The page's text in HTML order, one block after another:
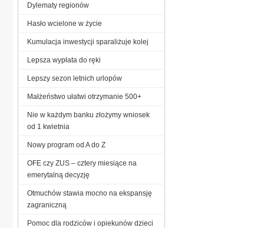
Dylematy regionów
Hasło wcielone w życie
Kumulacja inwestycji sparaliżuje kolej
Lepsza wypłata do ręki
Lepszy sezon letnich urlopów
Małżeństwo ułatwi otrzymanie 500+
Nie w każdym banku złożymy wniosek
od 1 kwietnia
Nowy program od A do Z
OFE czy ZUS – cztery miesiące na
emerytalną decyzję
Otmuchów stawia mocno na ekspansję
zagraniczną
Pomoc dla rodziców i opiekunów dzieci